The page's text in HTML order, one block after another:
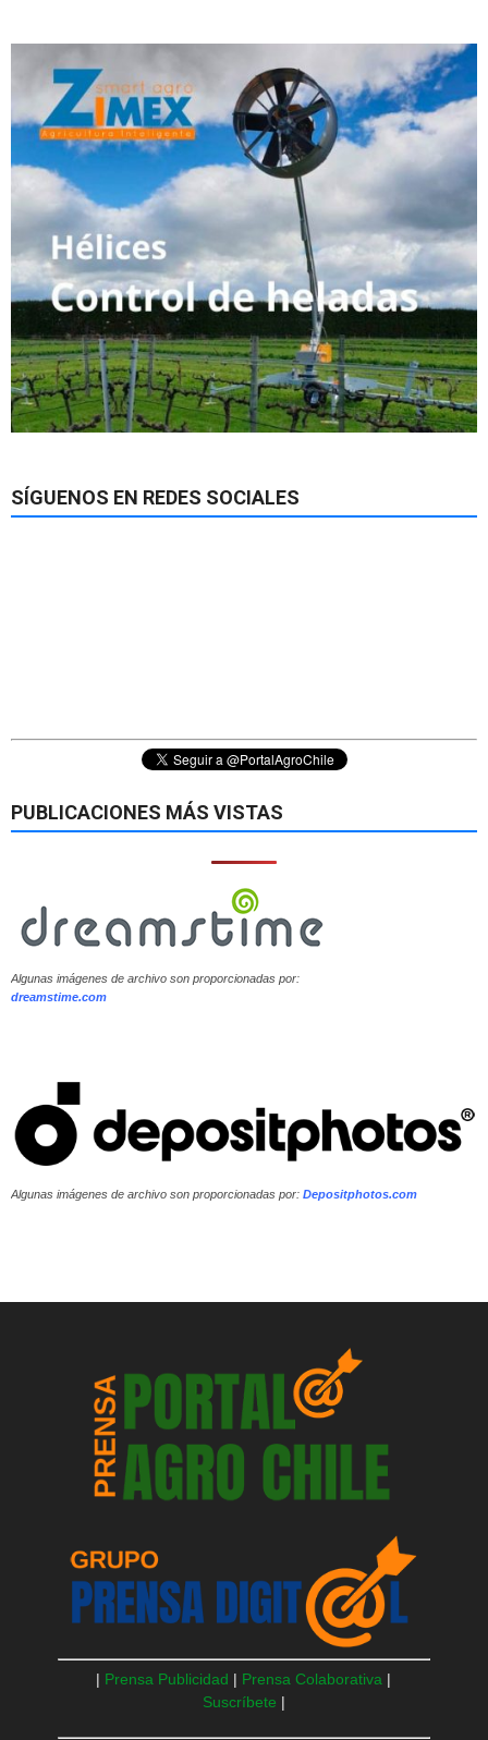
SÍGUENOS EN REDES SOCIALES
PUBLICACIONES MÁS VISTAS
Algunas imágenes de archivo son proporcionadas por:
dreamstime.com
Algunas imágenes de archivo son proporcionadas por: Depositphotos.com
| Prensa Publicidad | Prensa Colaborativa |
Suscríbete |